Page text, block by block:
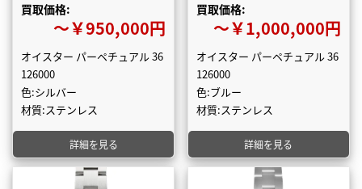
買取価格:
〜￥950,000円
オイスター パーペチュアル 36
126000
色:シルバー
材質:ステンレス
詳細を見る
買取価格:
〜￥1,000,000円
オイスター パーペチュアル 36
126000
色:ブルー
材質:ステンレス
詳細を見る